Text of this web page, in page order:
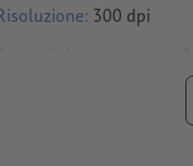
300 dpi
importanti ad almeno 4
devono essere